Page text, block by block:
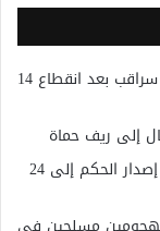
وزير الطاقة السوري: بدء تاهيل شبكة كهرباء سراقب بعد انقطاع 14
الجلسة الخامسة لمحاكمة احمد حسون.. تاجيل إصدار الحكم إلى 24